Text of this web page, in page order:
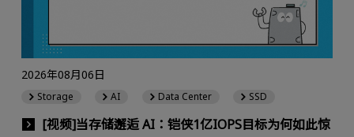
[视频]当存储邂逅 AI：铠侠1亿IOPS目标为何如此惊
2026年08月06日
Storage AI Data Center SSD